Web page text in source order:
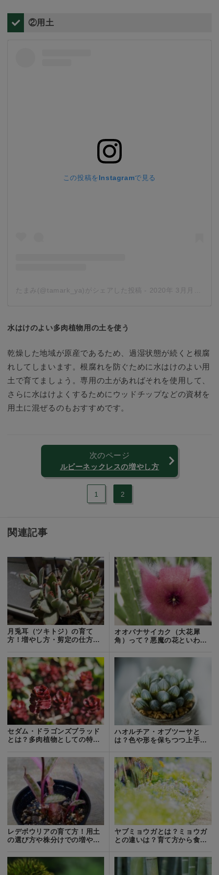
②用土
この投稿をInstagramで見る
たまみ(@tamark_ya)がシェアした投稿 - 2020年 3月月21日午後8時01分PDT
水はけのよい多肉植物用の土を使う
乾燥した地域が原産であるため、過湿状態が続くと根腐
れしてしまいます。根腐れを防ぐために水はけのよい用
土で育てましょう。専用の土があればそれを使用して、
さらに水はけよくするためにウッドチップなどの資材を
用土に混ぜるのもおすすめです。
次のページ
ルビーネックレスの増やし方
1 2
関連記事
月兎耳（ツキトジ）の育て
方！増やし方・剪定の仕方や
オオバナサイカク（大花犀
角）って？悪魔の花といわれ
セダム・ドラゴンズブラッド
とは？多肉植物としての特徴
ハオルチア・オブツーサと
は？色や形を保ちつつ上手に
レデボウリアの育て方！用土
の選び方や株分けでの増やし
ヤブミョウガとは？ミョウガ
との違いは？育て方から食べ